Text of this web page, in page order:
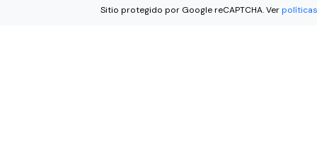
Sitio protegido por Google reCAPTCHA. Ver